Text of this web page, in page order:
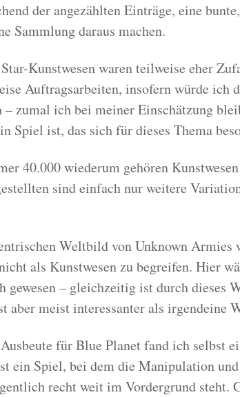
der angezählten Einträge, eine
Sammlung daraus machen.
Kunstwesen waren teilweise eher
Auftragsarbeiten, insofern würde ich
– zumal ich bei meiner Einschätzung
Spiel ist, das sich für dieses Thema
40.000 wiederum gehören
sind einfach nur weitere
Weltbild von Unknown Armies
als Kunstwesen zu begreifen. Hier
gewesen – gleichzeitig ist durch dieses
aber meist interessanter als irgendeine
für Blue Planet fand ich selbst
ein Spiel, bei dem die Manipulation und
recht weit im Vordergrund steht.